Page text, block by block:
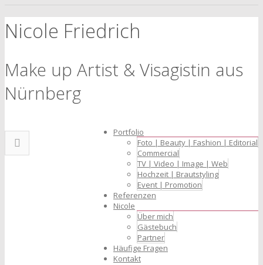
Nicole Friedrich
Make up Artist & Visagistin aus
Nürnberg
Portfolio
Foto | Beauty | Fashion | Editorial
Commercial
TV | Video | Image | Web
Hochzeit | Brautstyling
Event | Promotion
Referenzen
Nicole
Über mich
Gästebuch
Partner
Häufige Fragen
Kontakt